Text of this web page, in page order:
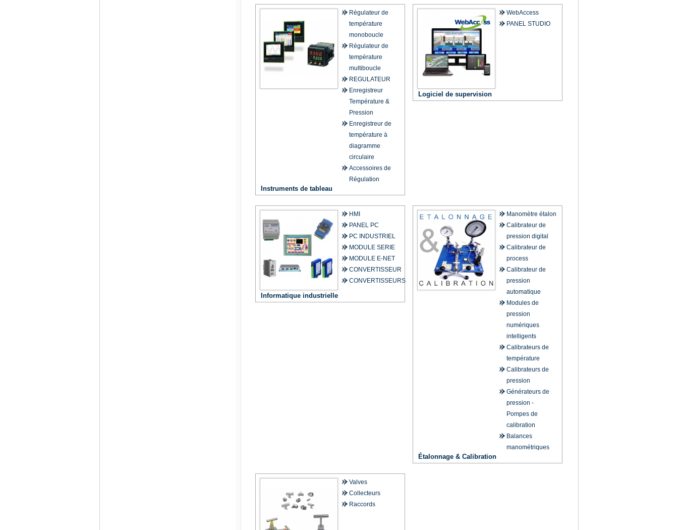
Régulateur de
température
monoboucle
Régulateur de
température
multiboucle
REGULATEUR
Enregistreur
Température &
Pression
Enregistreur de
température à
diagramme
circulaire
Accessoires de
Régulation
Instruments de tableau
WebAccess
PANEL STUDIO
Logiciel de supervision
HMI
PANEL PC
PC INDUSTRIEL
MODULE SERIE
MODULE E-NET
CONVERTISSEUR
CONVERTISSEURS
Informatique industrielle
Manomètre étalon
Calibrateur de
pression digital
Calibrateur de
process
Calibrateur de
pression
automatique
Modules de
pression
numériques
intelligents
Calibrateurs de
température
Calibrateurs de
pression
Générateurs de
pression -
Pompes de
calibration
Balances
manométriques
Étalonnage & Calibration
Valves
Collecteurs
Raccords